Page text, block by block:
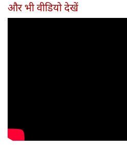
और भी वीडियो देखें